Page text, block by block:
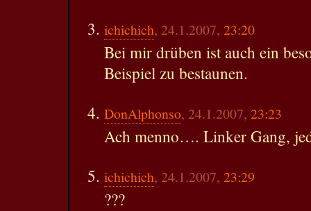
ichichich, 24.1.2007, 23:20
Bei mir drüben ist auch ein
Beispiel zu bestaunen.
DonAlphonso, 24.1.2007, 23:23
Ach menno…. Linker Gang,
ichichich, 24.1.2007, 23:29
???